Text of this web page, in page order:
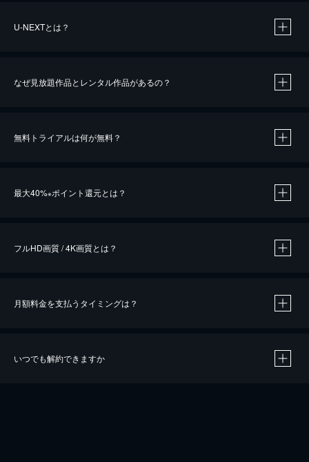
U-NEXTとは？
なぜ見放題作品とレンタル作品があるの？
無料トライアルは何が無料？
最大40%※ポイント還元とは？
※40％ポイント還元の対象は、クレジットカード決済による作品の購入 / レンタルです。
フルHD画質 / 4K画質とは？
月額料金を支払うタイミングは？
いつでも解約できますか